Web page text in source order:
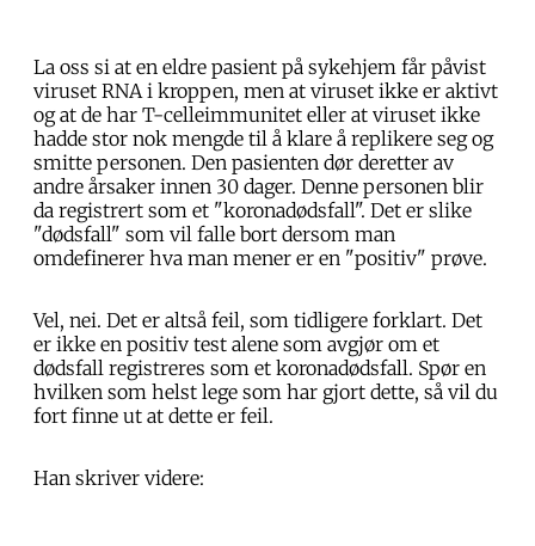
La oss si at en eldre pasient på sykehjem får påvist
viruset RNA i kroppen, men at viruset ikke er aktivt
og at de har T-celleimmunitet eller at viruset ikke
hadde stor nok mengde til å klare å replikere seg og
smitte personen. Den pasienten dør deretter av
andre årsaker innen 30 dager. Denne personen blir
da registrert som et "koronadødsfall". Det er slike
"dødsfall" som vil falle bort dersom man
omdefinerer hva man mener er en "positiv" prøve.
Vel, nei. Det er altså feil, som tidligere forklart. Det
er ikke en positiv test alene som avgjør om et
dødsfall registreres som et koronadødsfall. Spør en
hvilken som helst lege som har gjort dette, så vil du
fort finne ut at dette er feil.
Han skriver videre: